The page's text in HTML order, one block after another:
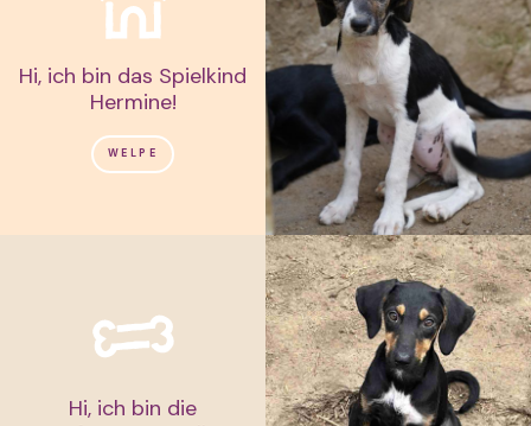
Hi, ich bin das Spielkind
Hermine!
WELPE
Hi, ich bin die